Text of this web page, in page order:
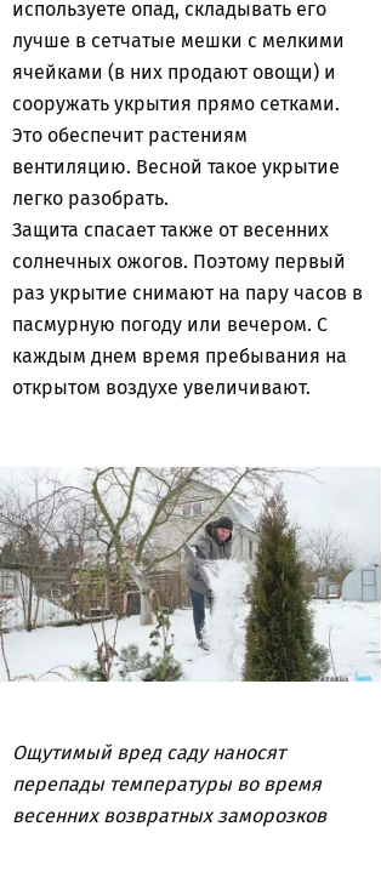
используете опад, складывать его
лучше в сетчатые мешки с мелкими
ячейками (в них продают овощи) и
сооружать укрытия прямо сетками.
Это обеспечит растениям
вентиляцию. Весной такое укрытие
легко разобрать.
Защита спасает также от весенних
солнечных ожогов. Поэтому первый
раз укрытие снимают на пару часов в
пасмурную погоду или вечером. С
каждым днем время пребывания на
открытом воздухе увеличивают.
Ощутимый вред саду наносят
перепады температуры во время
весенних возвратных заморозков